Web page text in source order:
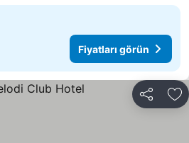
Fiyatları görün
Paylaş